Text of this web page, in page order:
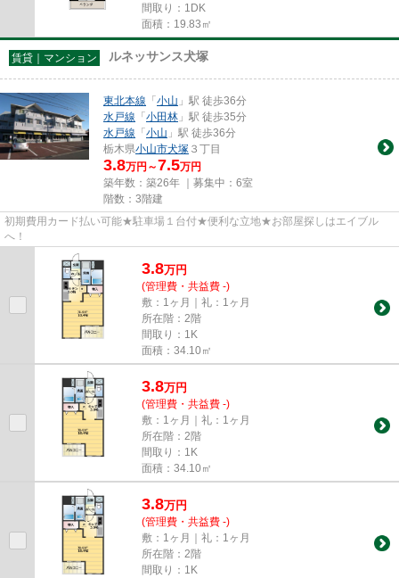
間取り：1DK
面積：19.83㎡
賃貸｜マンション ルネッサンス犬塚
東北本線 「小山 」駅 徒歩36分
水戸線 「小田林 」駅 徒歩35分
水戸線 「小山 」駅 徒歩36分
栃木県小山市犬塚 ３丁目
3.8万円～7.5万円
築年数：築26年 ｜募集中： 6室
階数：3階建
初期費用カード払い可能★駐車場１台付★便利な立地★お部屋探しはエイブル
へ！
3.8万円
(管理費・共益費 -)
敷：1ヶ月｜礼：1ヶ月
所在階：2階
間取り：1K
面積：34.10㎡
3.8万円
(管理費・共益費 -)
敷：1ヶ月｜礼：1ヶ月
所在階：2階
間取り：1K
面積：34.10㎡
3.8万円
(管理費・共益費 -)
敷：1ヶ月｜礼：1ヶ月
所在階：2階
間取り：1K